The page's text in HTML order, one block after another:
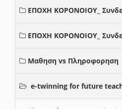
ΕΠΟΧΗ ΚΟΡΟΝΟΙΟΥ_
ΕΠΟΧΗ ΚΟΡΟΝΟΙΟΥ_
Μαθηση vs Πληροφορηση
e-twinning for future